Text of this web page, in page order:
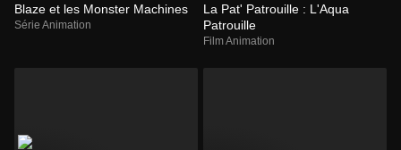
Blaze et les Monster Machines
Série Animation
La Pat' Patrouille : L'Aqua
Patrouille
Film Animation